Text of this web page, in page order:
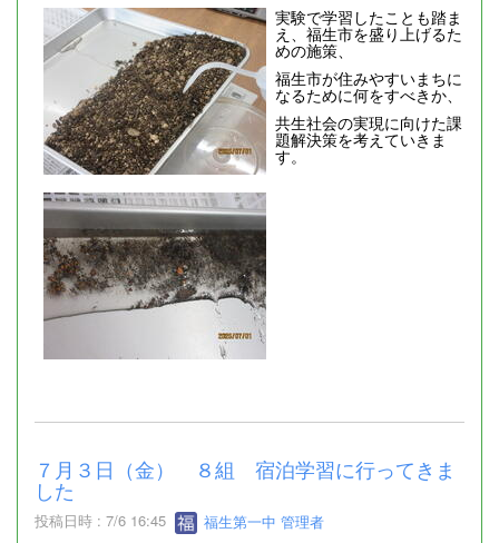
実験で学習したことも踏ま
え、福生市を盛り上げるた
めの施策、
福生市が住みやすいまちに
なるために何をすべきか、
共生社会の実現に向けた課
題解決策を考えていきま
す。
７月３日（金） ８組 宿泊学習に行ってきま
した
投稿日時 : 7/6 16:45 福生第一中 管理者